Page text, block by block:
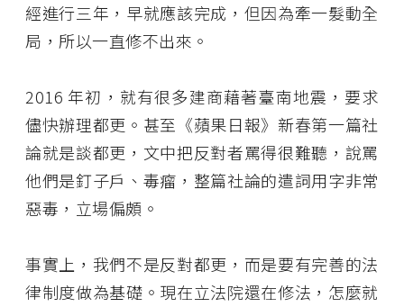
經進行三年，早就應該完成，但因為牽一髮動全
局，所以一直修不出來。
2016 年初，就有很多建商藉著臺南地震，要求
儘快辦理都更。甚至《蘋果日報》新春第一篇社
論就是談都更，文中把反對者罵得很難聽，說罵
他們是釘子戶、毒瘤，整篇社論的遣詞用字非常
惡毒，立場偏頗。
事實上，我們不是反對都更，而是要有完善的法
律制度做為基礎。現在立法院還在修法，怎麼就